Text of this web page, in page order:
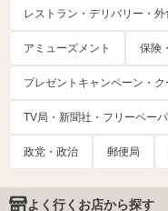
レストラン・デリバリー・外
アミューズメント 保険
プレゼントキャンペーン・ク
TV局・新聞社・フリーペー
政党・政治 郵便局
よく行くお店から探す